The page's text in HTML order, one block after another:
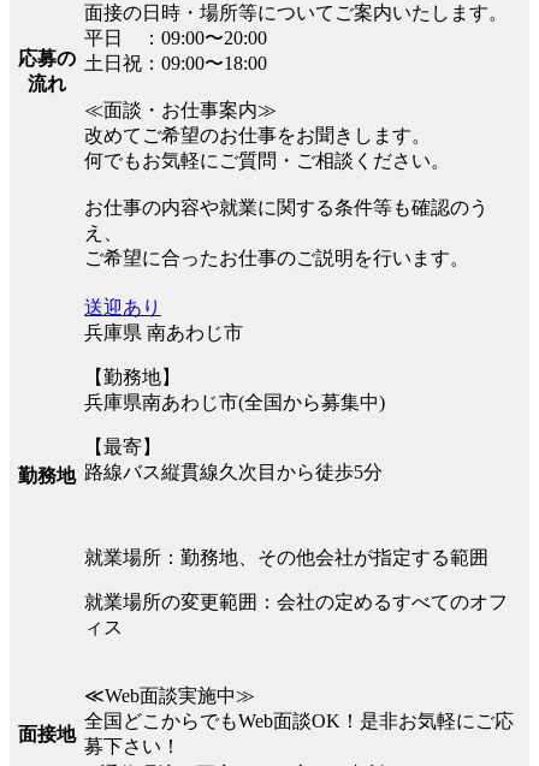
応募の
流れ
面接の日時・場所等についてご案内いたします。
平日 ：09:00〜20:00
土日祝：09:00〜18:00
≪面談・お仕事案内≫
改めてご希望のお仕事をお聞きします。
何でもお気軽にご質問・ご相談ください。
お仕事の内容や就業に関する条件等も確認のう
え、
ご希望に合ったお仕事のご説明を行います。
勤務地
送迎あり
兵庫県 南あわじ市
【勤務地】
兵庫県南あわじ市(全国から募集中)
【最寄】
路線バス縦貫線久次目から徒歩5分
就業場所：勤務地、その他会社が指定する範囲
就業場所の変更範囲：会社の定めるすべてのオフ
ィス
面接地
≪Web面談実施中≫
全国どこからでもWeb面談OK！是非お気軽にご応
募下さい！